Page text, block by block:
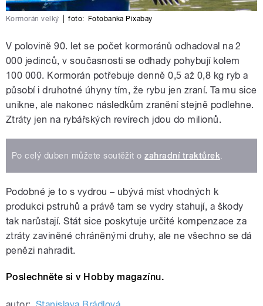
Kormorán velký foto: Fotobanka Pixabay
V polovině 90. let se počet kormoránů odhadoval na 2
000 jedinců, v současnosti se odhady pohybují kolem
100 000. Kormorán potřebuje denně 0,5 až 0,8 kg ryb a
působí i druhotné úhyny tím, že rybu jen zraní. Ta mu sice
unikne, ale nakonec následkům zranění stejně podlehne.
Ztráty jen na rybářských revírech jdou do milionů.
Po celý duben můžete soutěžit ozahradní traktůrek.
Podobné je to s vydrou – ubývá míst vhodných k
produkci pstruhů a právě tam se vydry stahují, a škody
tak narůstají. Stát sice poskytuje určité kompenzace za
ztráty zaviněné chráněnými druhy, ale ne všechno se dá
penězi nahradit.
Poslechněte si v Hobby magazínu.